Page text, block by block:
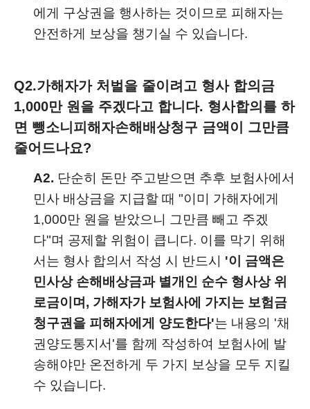
에게 구상권을 행사하는 것이므로 피해자는
안전하게 보상을 챙기실 수 있습니다.
Q2.가해자가 처벌을 줄이려고 형사 합의금
1,000만 원을 주겠다고 합니다. 형사합의를 하
면 뺑소니피해자손해배상청구 금액이 그만큼
줄어드나요?
A2. 단순히 돈만 주고받으면 추후 보험사에서
민사 배상금을 지급할 때 "이미 가해자에게
1,000만 원을 받았으니 그만큼 빼고 주겠
다"며 공제할 위험이 큽니다. 이를 막기 위해
서는 형사 합의서 작성 시 반드시 '이 금액은
민사상 손해배상금과 별개인 순수 형사상 위
로금이며, 가해자가 보험사에 가지는 보험금
청구권을 피해자에게 양도한다'는 내용의 '채
권양도통지서'를 함께 작성하여 보험사에 발
송해야만 온전하게 두 가지 보상을 모두 지킬
수 있습니다.